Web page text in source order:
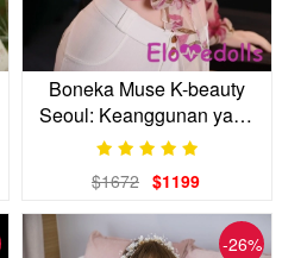
Boneka Muse K-beauty
Seoul: Keanggunan yang
Autentik
$1672 $1199
-26%